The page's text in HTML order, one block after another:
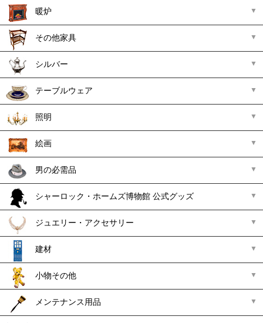
暖炉
その他家具
シルバー
テーブルウェア
照明
絵画
男の必需品
シャーロック・ホームズ博物館 公式グッズ
ジュエリー・アクセサリー
建材
小物その他
メンテナンス用品